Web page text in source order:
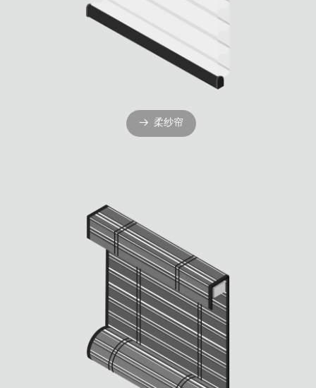
뀠 柔纱帘